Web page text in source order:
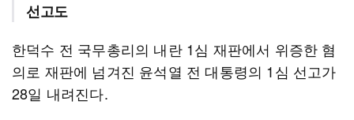
선고도
한덕수 전 국무총리의 내란 1심 재판에서 위증한 혐
의로 재판에 넘겨진 윤석열 전 대통령의 1심 선고가
28일 내려진다.